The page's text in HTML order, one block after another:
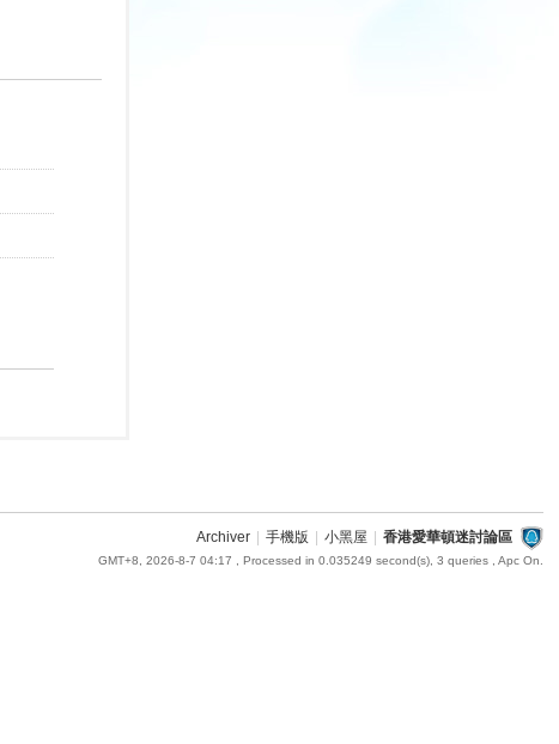
Archiver 手機版 小黑屋 香港愛華頓迷討論區
GMT+8, 2026-8-7 04:17 , Processed in 0.035249 second(s), 3 queries , Apc On.